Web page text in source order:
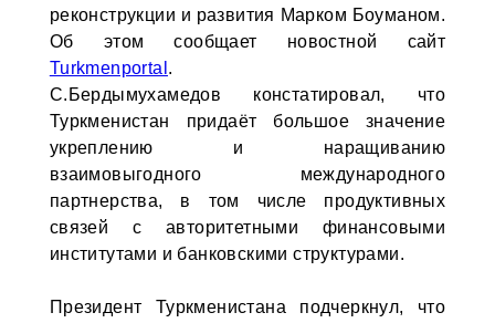
реконструкции и развития Марком Боуманом.
Об этом сообщает новостной сайт
Turkmenportal .
С.Бердымухамедов констатировал, что
Туркменистан придаёт большое значение
укреплению и наращиванию
взаимовыгодного международного
партнерства, в том числе продуктивных
связей с авторитетными финансовыми
институтами и банковскими структурами.
Президент Туркменистана подчеркнул, что